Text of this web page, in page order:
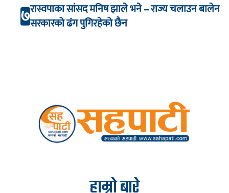
७रास्वपाका सांसद मनिष झाले भने – राज्य चलाउन बालेन
सरकारको ढंग पुगिरहेको छैन